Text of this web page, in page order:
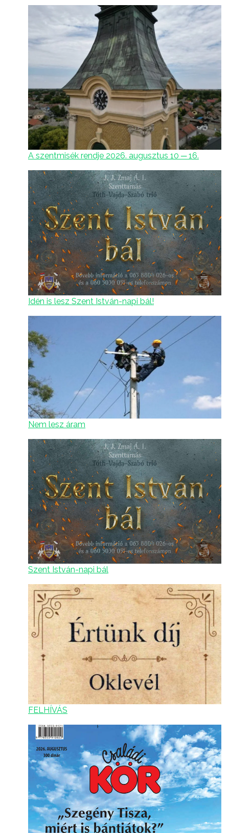
A szentmisék rendje 2026. augusztus 10 ─ 16.
Idén is lesz Szent István-napi bál!
Nem lesz áram
Szent István-napi bál
FELHÍVÁS